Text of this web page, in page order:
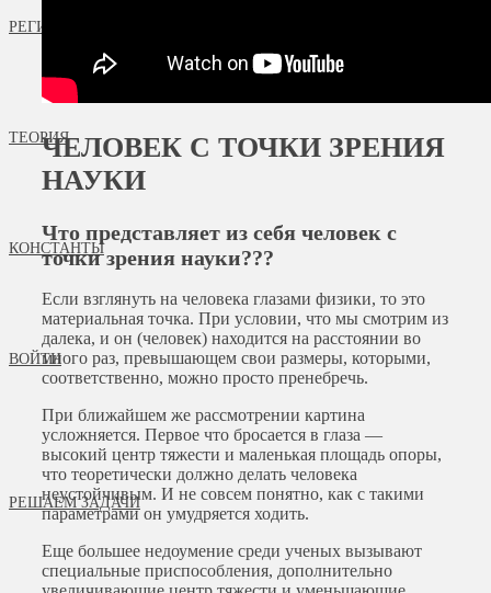
РЕГИСТРАЦИЯ
ТЕОРИЯ
КОНСТАНТЫ
ВОЙТИ
РЕШАЕМ ЗАДАЧИ
ЧЕЛОВЕК С ТОЧКИ ЗРЕНИЯ
НАУКИ
Что представляет из себя человек с
точки зрения науки???
Если взглянуть на человека глазами физики, то это
материальная точка. При условии, что мы смотрим из
далека, и он (человек) находится на расстоянии во
много раз, превышающем свои размеры, которыми,
соответственно, можно просто пренебречь.
При ближайшем же рассмотрении картина
усложняется. Первое что бросается в глаза —
высокий центр тяжести и маленькая площадь опоры,
что теоретически должно делать человека
неустойчивым. И не совсем понятно, как с такими
параметрами он умудряется ходить.
Еще большее недоумение среди ученых вызывают
специальные приспособления, дополнительно